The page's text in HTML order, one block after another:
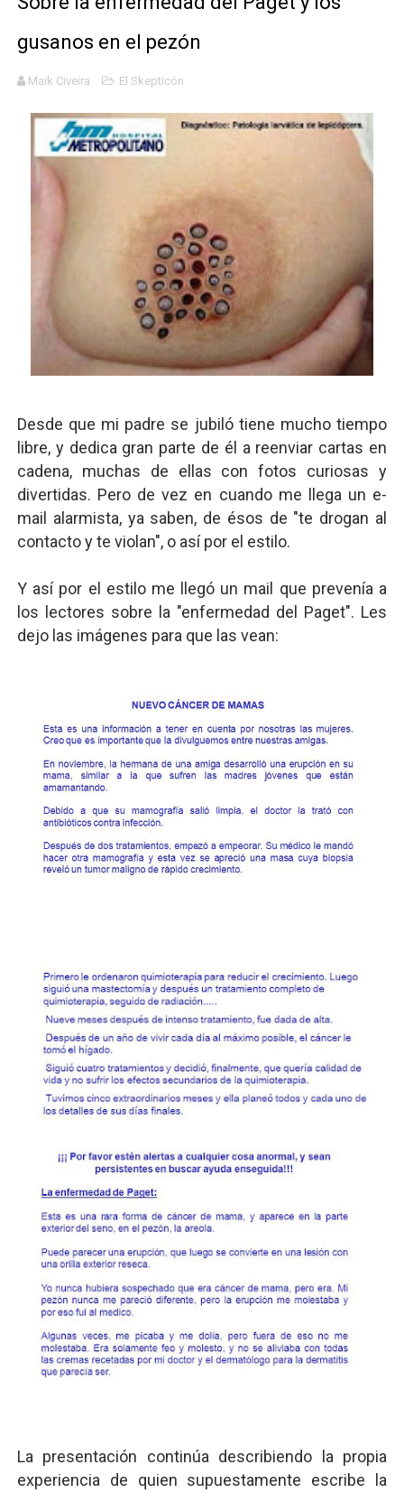
Que no nos aplaste el Talón de Hierro
Pokémon: La película existencialista
gusanos en el pezón
Maik Civeira El Skepticón
Desde que mi padre se jubiló tiene mucho tiempo
libre, y dedica gran parte de él a reenviar cartas en
cadena, muchas de ellas con fotos curiosas y
divertidas. Pero de vez en cuando me llega un e-
mail alarmista, ya saben, de ésos de "te drogan al
contacto y te violan", o así por el estilo.
Y así por el estilo me llegó un mail que prevenía a
los lectores sobre la "enfermedad del Paget". Les
dejo las imágenes para que las vean:
La presentación continúa describiendo la propia
experiencia de quien supuestamente escribe la